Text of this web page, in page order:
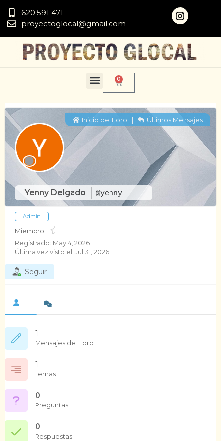
620 591 471
proyectoglocal@gmail.com
0
Yenny Delgado @yenny
Inicio del Foro | Últimos Mensajes
Admin
Miembro
Registrado: May 4, 2026
Última vez visto el: Jul 31, 2026
Seguir
1
Mensajes del Foro
1
Temas
0
Preguntas
0
Respuestas